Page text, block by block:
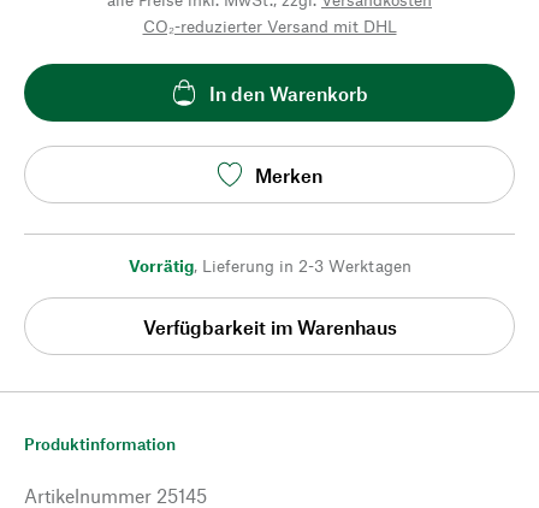
CO₂-reduzierter Versand mit DHL
In den Warenkorb
Merken
Vorrätig, Lieferung in 2-3 Werktagen
Verfügbarkeit im Warenhaus
Produktinformation
Artikelnummer 25145